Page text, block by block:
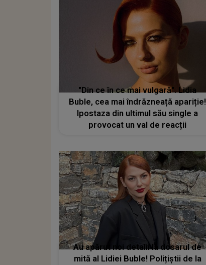
"Din ce în ce mai vulgară". Lidia
Buble, cea mai îndrăzneață apariție!
Ipostaza din ultimul său single a
provocat un val de reacții
Au apărut noi detalii la dosarul de
mită al Lidiei Buble! Polițiștii de la